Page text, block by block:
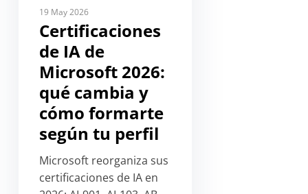
19 May 2026
Certificaciones
de IA de
Microsoft 2026:
qué cambia y
cómo formarte
según tu perfil
Microsoft reorganiza sus
certificaciones de IA en